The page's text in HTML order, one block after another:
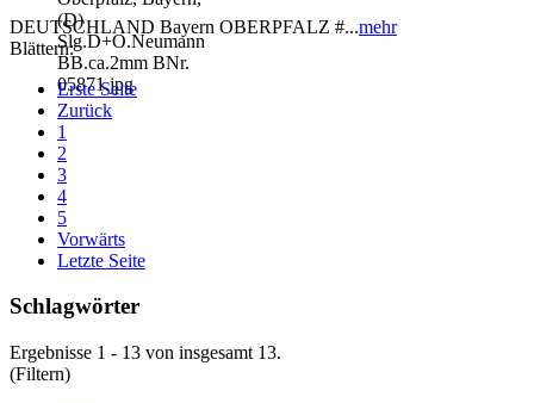
DEUTSCHLAND Bayern OBERPFALZ #...mehr
Blättern:
Erste Seite
Zurück
1
2
3
4
5
Vorwärts
Letzte Seite
Schlagwörter
Ergebnisse 1 - 13 von insgesamt 13.
(Filtern)